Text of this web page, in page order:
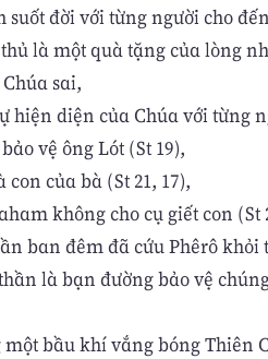
suốt đời với từng người cho
là một quà tặng của lòng
sai,
hiện diện của Chúa với từng
vệ ông Lót (St 19),
của bà (St 21, 17),
không cho cụ giết con (St
ban đêm đã cứu Phêrô khỏi
là bạn đường bảo vệ
bầu khí vắng bóng Thiên